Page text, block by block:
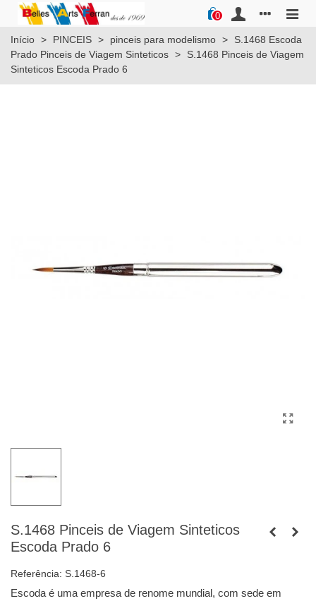
0
Início > PINCEIS > pinceis para modelismo >
S.1468 Escoda
Prado Pinceis de Viagem Sinteticos >
S.1468 Pinceis de Viagem
Sinteticos Escoda Prado 6
S.1468 Pinceis de Viagem Sinteticos
Escoda Prado 6
Referência: S.1468-6
Escoda é uma empresa de renome mundial, com sede em